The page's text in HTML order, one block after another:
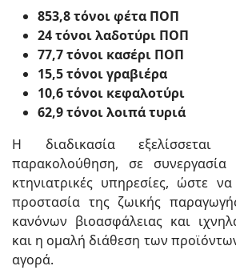
853,8 τόνοι φέτα ΠΟΠ
24 τόνοι λαδοτύρι ΠΟΠ
77,7 τόνοι κασέρι ΠΟΠ
15,5 τόνοι γραβιέρα
10,6 τόνοι κεφαλοτύρι
62,9 τόνοι λοιπά τυριά
Η διαδικασία εξελίσσεται
παρακολούθηση, σε συνεργασία
κτηνιατρικές υπηρεσίες, ώστε
προστασία της ζωικής
κανόνων βιοασφάλειας και
και η ομαλή διάθεση των
αγορά.